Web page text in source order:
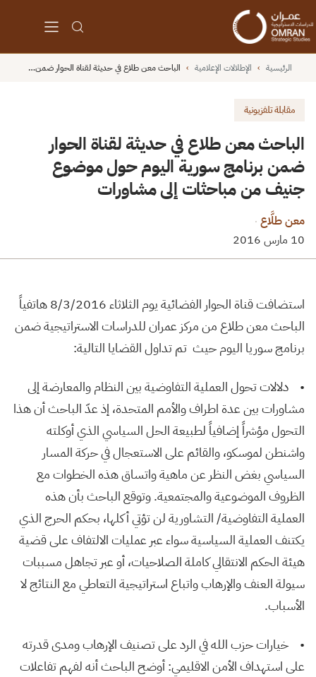
الرئيسية › الإطلالات الإعلامية › الباحث معن طلاع في حديثة لقناة الحوار ضمن…
مقابلة تلفزيونية
الباحث معن طلاع في حديثة لقناة الحوار
ضمن برنامج سورية اليوم حول موضوع
جنيف من مباحثات إلى مشاورات
معن طلَّاع ·
10 مارس 2016
استضافت قناة الحوار الفضائية يوم الثلاثاء 8/3/2016 هاتفياً
الباحث معن طلاع من مركز عمران للدراسات الاستراتيجية ضمن
برنامج سوريا اليوم حيث تم تداول القضايا التالية:
• دلالات تحول العملية التفاوضية بين النظام والمعارضة إلى
مشاورات بين عدة اطراف والأمم المتحدة، إذ عدّ الباحث أن هذا
التحول مؤشراً إضافياً لطبيعة الحل السياسي الذي أوكلته
واشنطن لموسكو، والقائم على الاستعجال في حركة المسار
السياسي بغض النظر عن ماهية واتساق هذه الخطوات مع
الظروف الموضوعية والمجتمعية. وتوقع الباحث بأن هذه
العملية التفاوضية/ التشاورية لن تؤتي أكلها، بحكم الحرج الذي
يكتنف العملية السياسية سواء عبر عمليات الالتفاف على قضية
هيئة الحكم الانتقالي كاملة الصلاحيات، أو عبر تجاهل مسببات
سيولة العنف والإرهاب واتباع استراتيجية التعاطي مع النتائج لا
الأسباب.
• خيارات حزب الله في الرد على تصنيف الإرهاب ومدى قدرته
على استهداف الأمن الاقليمي: أوضح الباحث أنه لفهم تفاعلات